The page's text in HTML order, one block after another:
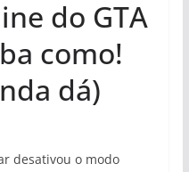
do GTA
como!
dá)
desativou o modo